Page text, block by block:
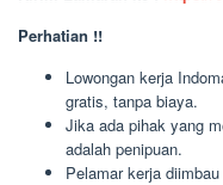
Perhatian !!
Lowongan kerja
gratis, tanpa biaya.
Jika ada pihak yang
adalah penipuan.
Pelamar kerja